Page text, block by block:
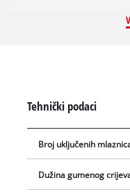
najviše 7 bara, a
Tehnički podaci
Broj uključenih
Dužina gumenog